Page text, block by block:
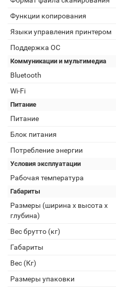
Функции копирования
Языки управления принтером
Поддержка ОС
Коммуникации и мультимедиа
Bluetooth
Wi-Fi
Питание
Питание
Блок питания
Потребление энергии
Условия эксплуатации
Рабочая температура
Габариты
Размеры (ширина x высота x
глубина)
Вес брутто (кг)
Габариты
Вес (Кг)
Размеры упаковки